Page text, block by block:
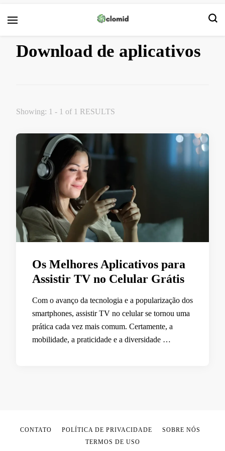
Download de aplicativos
Showing: 1 - 1 of 1 RESULTS
Os Melhores Aplicativos para
Assistir TV no Celular Grátis
Com o avanço da tecnologia e a popularização dos
smartphones, assistir TV no celular se tornou uma
prática cada vez mais comum. Certamente, a
mobilidade, a praticidade e a diversidade …
CONTATO POLÍTICA DE PRIVACIDADE
SOBRE NÓS
TERMOS DE USO